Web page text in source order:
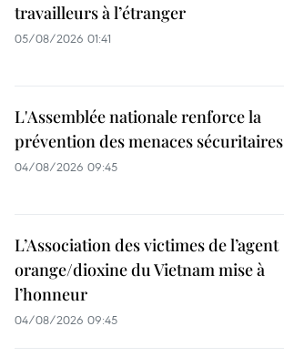
travailleurs à l’étranger
05/08/2026 01:41
L'Assemblée nationale renforce la
prévention des menaces sécuritaires
04/08/2026 09:45
L’Association des victimes de l’agent
orange/dioxine du Vietnam mise à
l’honneur
04/08/2026 09:45